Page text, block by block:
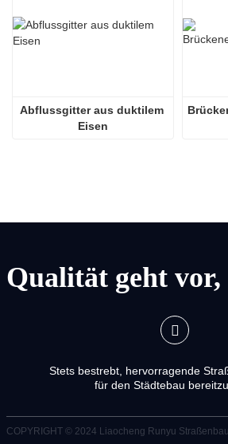
Abflussgitter aus duktilem
Eisen
Stets bestrebt, hervorragende
für den Städtebau
COPYRIGHT © 2024 Liaocheng Runyu